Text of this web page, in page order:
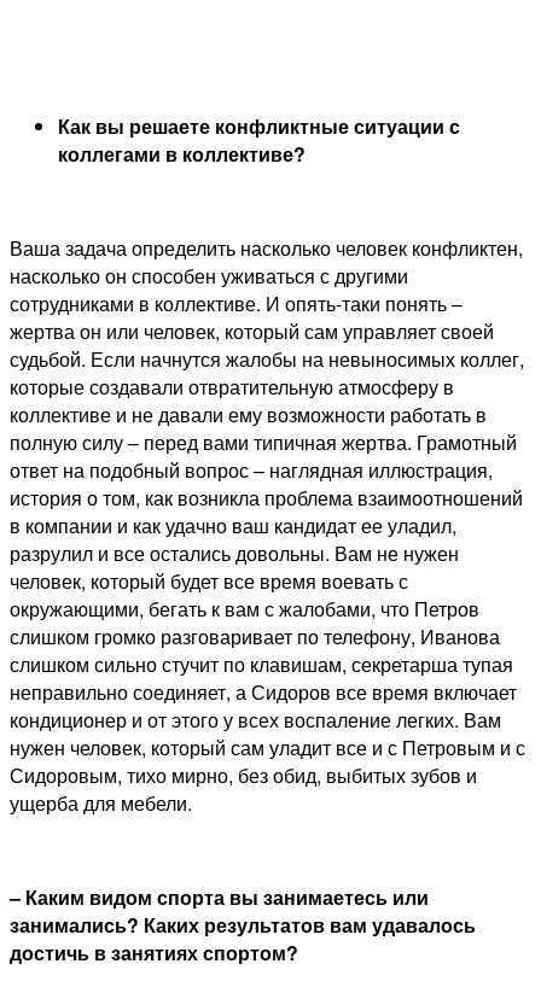
Как вы решаете конфликтные ситуации с
коллегами в коллективе?
Ваша задача определить насколько человек конфликтен,
насколько он способен уживаться с другими
сотрудниками в коллективе. И опять-таки понять –
жертва он или человек, который сам управляет своей
судьбой. Если начнутся жалобы на невыносимых коллег,
которые создавали отвратительную атмосферу в
коллективе и не давали ему возможности работать в
полную силу – перед вами типичная жертва. Грамотный
ответ на подобный вопрос – наглядная иллюстрация,
история о том, как возникла проблема взаимоотношений
в компании и как удачно ваш кандидат ее уладил,
разрулил и все остались довольны. Вам не нужен
человек, который будет все время воевать с
окружающими, бегать к вам с жалобами, что Петров
слишком громко разговаривает по телефону, Иванова
слишком сильно стучит по клавишам, секретарша тупая
неправильно соединяет, а Сидоров все время включает
кондиционер и от этого у всех воспаление легких. Вам
нужен человек, который сам уладит все и с Петровым и с
Сидоровым, тихо мирно, без обид, выбитых зубов и
ущерба для мебели.
– Каким видом спорта вы занимаетесь или
занимались? Каких результатов вам удавалось
достичь в занятиях спортом?